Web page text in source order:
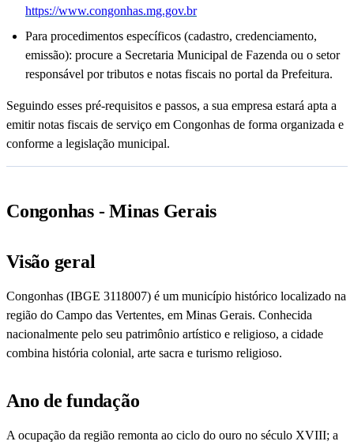
https://www.congonhas.mg.gov.br
Para procedimentos específicos (cadastro, credenciamento,
emissão): procure a Secretaria Municipal de Fazenda ou o setor
responsável por tributos e notas fiscais no portal da Prefeitura.
Seguindo esses pré-requisitos e passos, a sua empresa estará apta a
emitir notas fiscais de serviço em Congonhas de forma organizada e
conforme a legislação municipal.
Congonhas - Minas Gerais
Visão geral
Congonhas (IBGE 3118007) é um município histórico localizado na
região do Campo das Vertentes, em Minas Gerais. Conhecida
nacionalmente pelo seu patrimônio artístico e religioso, a cidade
combina história colonial, arte sacra e turismo religioso.
Ano de fundação
A ocupação da região remonta ao ciclo do ouro no século XVIII; a